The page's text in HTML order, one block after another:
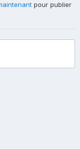
pour publier